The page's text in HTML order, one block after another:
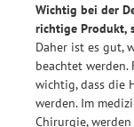
Wichtig bei der
richtige Produkt,
Daher ist es gut,
beachtet
wichtig, dass die
werden. Im
Chirurgie,